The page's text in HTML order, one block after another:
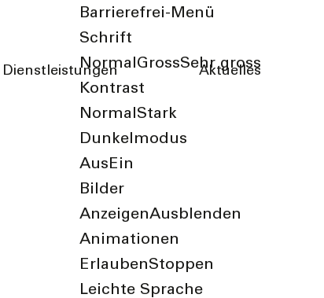
Barrierefrei-Menü
Schrift
Normal GrossSehr gross
Kontrast
Normal Stark
Dunkelmodus
Aus Ein
Bilder
AnzeigenAusblenden
Animationen
ErlaubenStoppen
Leichte Sprache
Dienstleistungen Aktuelles